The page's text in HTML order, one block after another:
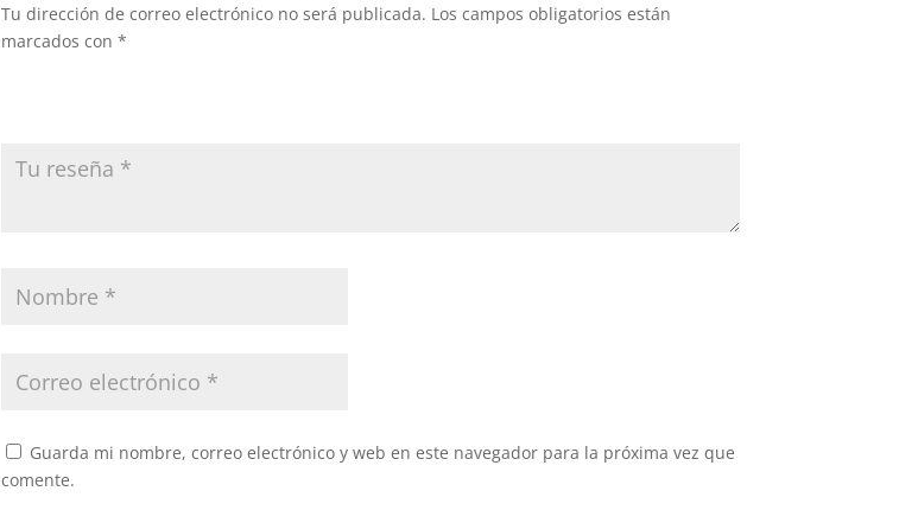
Tu dirección de correo electrónico no será publicada. Los campos obligatorios están
marcados con*
Guarda mi nombre, correo electrónico y web en este navegador para la próxima vez que
comente.